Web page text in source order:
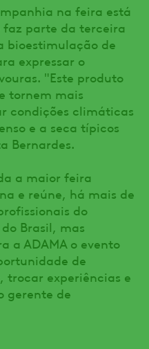
na feira está
faz parte da terceira
bioestimulação de
expressar o
"Este produto
tornem mais
condições climáticas
e a seca típicos
Bernardes.
a maior feira
e reúne, há mais de
do
Brasil, mas
a ADAMA o evento
de
experiências e
gerente de